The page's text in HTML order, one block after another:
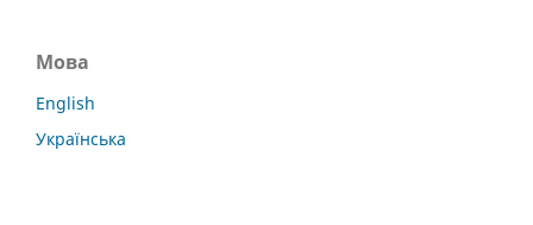
Мова
English
Українська